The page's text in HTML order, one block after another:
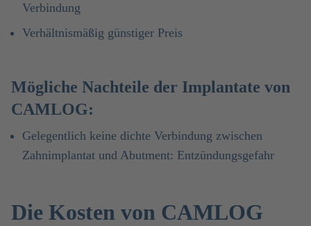
Verbindung
Verhältnismäßig günstiger Preis
Mögliche Nachteile der Implantate von
CAMLOG:
Gelegentlich keine dichte Verbindung zwischen
Zahnimplantat und Abutment: Entzündungsgefahr
Die Kosten von CAMLOG